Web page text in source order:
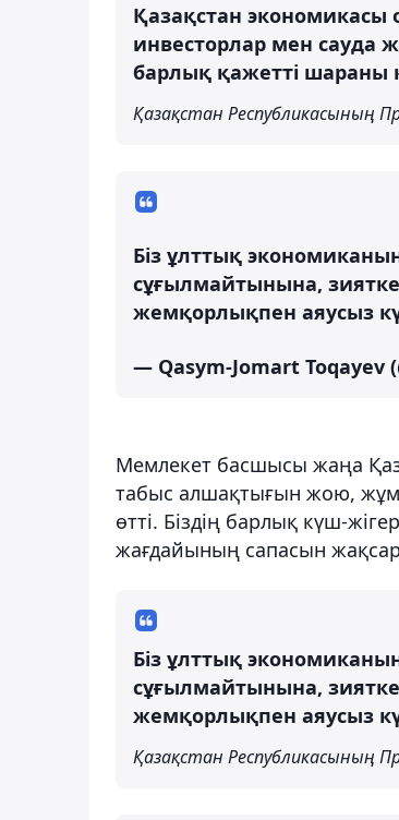
Қазақстан экономикасы
инвесторлар мен сауда
барлық қажетті шараны
Қазақстан Республикасының
Біз ұлттық
сұғылмайтынына,
жемқорлықпен аяусыз
— Qasym-Jomart Toqayev
Мемлекет басшысы жаңа
табыс алшақтығын жою,
өтті. Біздің барлық күш-
жағдайының сапасын
Біз ұлттық
сұғылмайтынына,
жемқорлықпен аяусыз
Қазақстан Республикасының